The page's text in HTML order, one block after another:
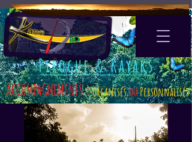
ACCOMPAGNEMENTS :OrganisésouPersonnalisés
Pirogue & Kayaks